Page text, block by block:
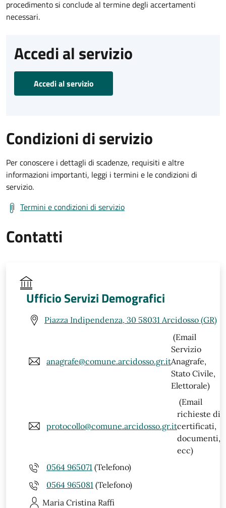
procedimento si conclude al termine degli accertamenti
necessari.
Accedi al servizio
Accedi al servizio
Condizioni di servizio
Per conoscere i dettagli di scadenze, requisiti e altre
informazioni importanti, leggi i termini e le condizioni di
servizio.
Termini e condizioni di servizio
Contatti
Ufficio Servizi Demografici
Piazza Indipendenza, 30 58031 Arcidosso (GR)
anagrafe@comune.arcidosso.gr.it
(Email
Servizio
Anagrafe,
Stato Civile,
Elettorale)
protocollo@comune.arcidosso.gr.it
(Email
richieste di
certificati,
documenti,
ecc)
0564 965071 (Telefono)
0564 965081 (Telefono)
Maria Cristina Raffi